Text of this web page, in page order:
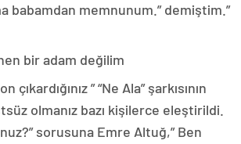
babamdan memnunum.” demiştim.”
bir adam değilim
çıkardığınız ” “Ne Ala” şarkısının
olmanız bazı kişilerce eleştirildi.
sorusuna Emre Altuğ,” Ben